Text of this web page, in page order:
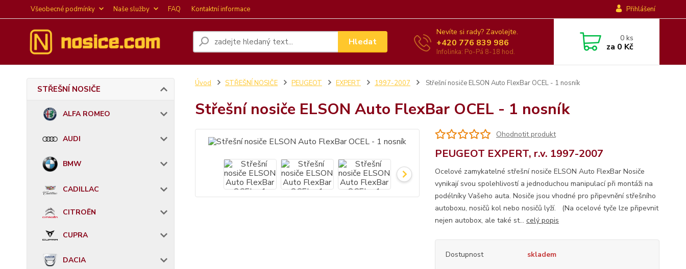
Všeobecné podmínky Naše služby FAQ Kontaktní informace Přihlášení
Hledat
Nevíte si rady? Zavolejte.
+420 776 839 986
Infolinka: Po-Pá 8-18 hod.
0ks
za 0 Kč
STŘEŠNÍ NOSIČE
ALFA ROMEO
AUDI
BMW
CADILLAC
CITROËN
CUPRA
DACIA
Úvod STŘEŠNÍ NOSIČE PEUGEOT EXPERT 1997-2007 Střešní nosiče ELSON Auto FlexBar OCEL - 1 nosník
Střešní nosiče ELSON Auto FlexBar OCEL - 1 nosník
Ohodnotit produkt
PEUGEOT EXPERT, r.v. 1997-2007
Ocelové zamykatelné střešní nosiče ELSON Auto FlexBar Nosiče
vynikají svou spolehlivostí a jednoduchou manipulací při montáži na
podélníky Vašeho auta. Nosiče jsou vhodné pro připevnění střešního
autoboxu, nosičů kol nebo nosičů lyží. (Na ocelové tyče lze připevnit
nejen autobox, ale také st... celý popis
Dostupnost skladem